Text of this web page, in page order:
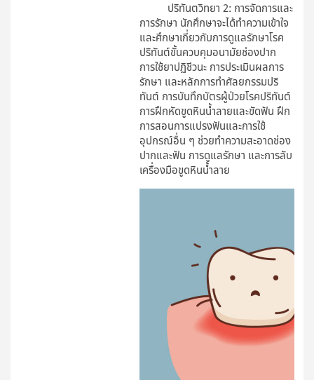
ปริทันตวิทยา 2: การจัดการและ
การรักษา นักศึกษาจะได้ทำความเข้าใจ
และศึกษาเกี่ยวกับการดูแลรักษาโรค
ปริทันต์ขั้นควบคุมอนามัยช่องปาก
การใช้ยาปฏิชีวนะ การประเมินผลการ
รักษา และหลักการทำศัลยกรรมปริ
ทันต์ การบันทึกบัตรผู้ป่วยโรคปริทันต์
การฝึกหัดขูดหินน้ำลายและขัดฟัน ฝึก
การสอนการแปรงฟันและการใช้
อุปกรณ์อื่น ๆ ช่วยทำความสะอาดช่อง
ปากและฟัน การดูแลรักษา และการลับ
เครื่องมือขูดหินน้ำลาย